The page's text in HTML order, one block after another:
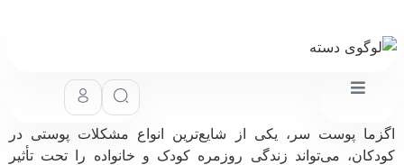
اگزما پوست سر، یکی از شایع‌ترین انواع مشکلات پوستی در
کودکان، می‌تواند زندگی روزمره کودک و خانواده را تحت تأثیر